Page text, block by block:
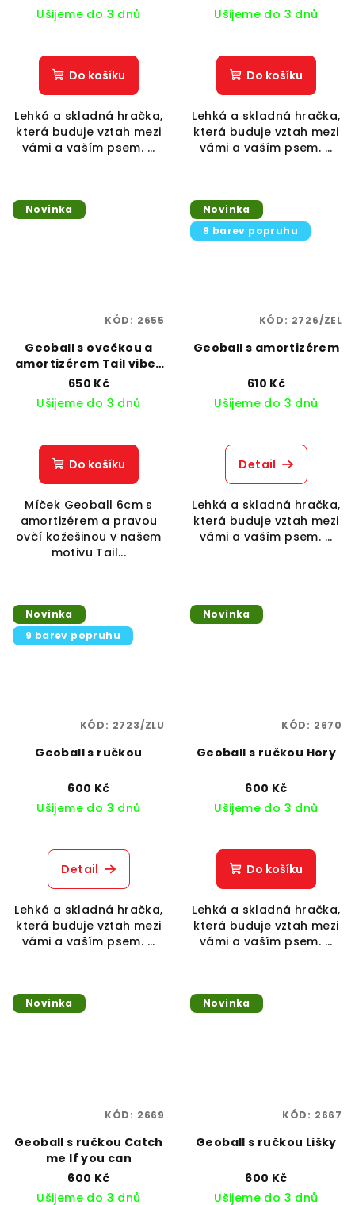
Ušijeme do 3 dnů
Do košíku
Lehká a skladná hračka,
která buduje vztah mezi
vámi a vaším psem. ...
Ušijeme do 3 dnů
Do košíku
Lehká a skladná hračka,
která buduje vztah mezi
vámi a vaším psem. ...
Novinka
Geoball s ovečkou a
amortizérem Tail vibes
only
650 Kč
Ušijeme do 3 dnů
Do košíku
Míček Geoball 6cm s
amortizérem a pravou
ovčí kožešinou v našem
motivu Tail...
KÓD: 2655
Novinka
9 barev popruhu
Geoball s amortizérem
610 Kč
Ušijeme do 3 dnů
Detail
Lehká a skladná hračka,
která buduje vztah mezi
vámi a vaším psem. ...
KÓD: 2726/ZEL
Novinka
9 barev popruhu
Geoball s ručkou
600 Kč
Ušijeme do 3 dnů
Detail
Lehká a skladná hračka,
která buduje vztah mezi
vámi a vaším psem. ...
KÓD: 2723/ZLU
Novinka
Geoball s ručkou Hory
600 Kč
Ušijeme do 3 dnů
Do košíku
Lehká a skladná hračka,
která buduje vztah mezi
vámi a vaším psem. ...
KÓD: 2670
Novinka
Geoball s ručkou Catch
me If you can
600 Kč
Ušijeme do 3 dnů
KÓD: 2669
Novinka
Geoball s ručkou Lišky
600 Kč
Ušijeme do 3 dnů
KÓD: 2667